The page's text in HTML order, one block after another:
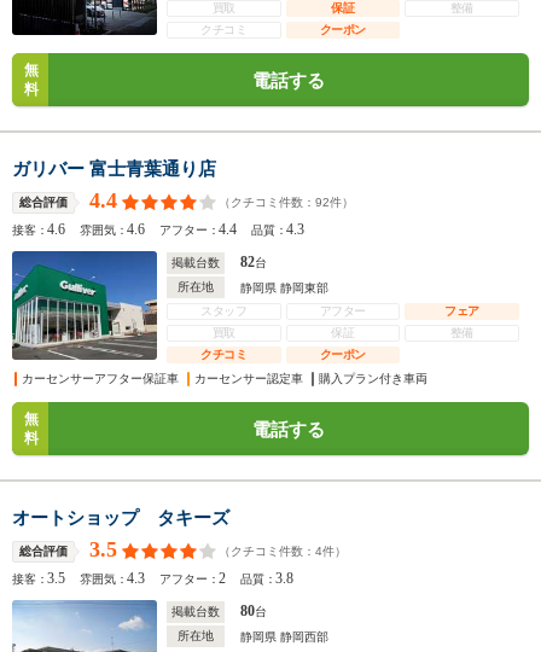
買取
保証
整備
クチコミ
クーポン
無
料
電話する
ガリバー 富士青葉通り店
総合評価 4.4 （クチコミ件数： 92件）
接客：4.6 雰囲気：4.6 アフター：4.4 品質：4.3
掲載台数 82台
所在地
静岡県 静岡東部
スタッフ
アフター
フェア
買取
保証
整備
クチコミ
クーポン
カーセンサーアフター保証車
カーセンサー認定車 購入プラン付き車両
無
料
電話する
オートショップ タキーズ
総合評価 3.5 （クチコミ件数： 4件）
接客：3.5 雰囲気：4.3 アフター：2 品質：3.8
掲載台数 80台
所在地
静岡県 静岡西部